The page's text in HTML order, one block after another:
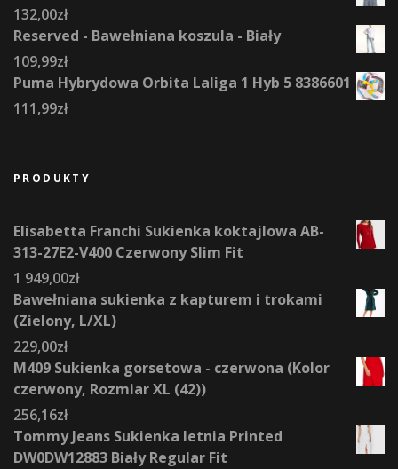
132,00zł
Reserved - Bawełniana koszula - Biały
109,99zł
Puma Hybrydowa Orbita Laliga 1 Hyb 5 8386601
111,99zł
PRODUKTY
Elisabetta Franchi Sukienka koktajlowa AB-
313-27E2-V400 Czerwony Slim Fit
1 949,00zł
Bawełniana sukienka z kapturem i trokami
(Zielony, L/XL)
229,00zł
M409 Sukienka gorsetowa - czerwona (Kolor
czerwony, Rozmiar XL (42))
256,16zł
Tommy Jeans Sukienka letnia Printed
DW0DW12883 Biały Regular Fit